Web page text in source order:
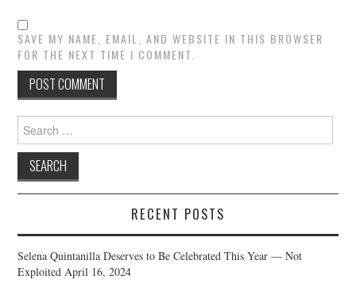
SAVE MY NAME, EMAIL, AND WEBSITE IN THIS BROWSER
FOR THE NEXT TIME I COMMENT.
Search
for:
RECENT POSTS
Selena Quintanilla Deserves to Be Celebrated This Year — Not
Exploited April 16, 2024